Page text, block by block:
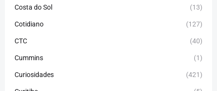
Costa do Sol (13)
Cotidiano (127)
CTC (40)
Cummins (1)
Curiosidades (421)